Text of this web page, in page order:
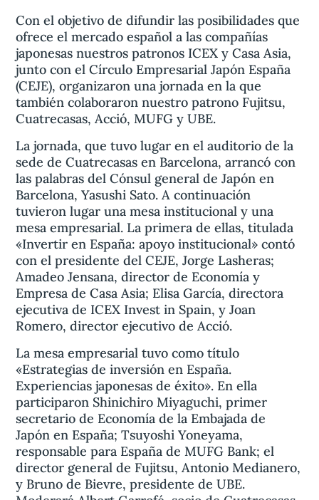
Con el objetivo de difundir las posibilidades que
ofrece el mercado español a las compañías
japonesas nuestros patronos ICEX y Casa Asia,
junto con el Círculo Empresarial Japón España
(CEJE), organizaron una jornada en la que
también colaboraron nuestro patrono Fujitsu,
Cuatrecasas, Acció, MUFG y UBE.
La jornada, que tuvo lugar en el auditorio de la
sede de Cuatrecasas en Barcelona, arrancó con
las palabras del Cónsul general de Japón en
Barcelona, Yasushi Sato. A continuación
tuvieron lugar una mesa institucional y una
mesa empresarial. La primera de ellas, titulada
«Invertir en España: apoyo institucional» contó
con el presidente del CEJE, Jorge Lasheras;
Amadeo Jensana, director de Economía y
Empresa de Casa Asia; Elisa García, directora
ejecutiva de ICEX Invest in Spain, y Joan
Romero, director ejecutivo de Acció.
La mesa empresarial tuvo como título
«Estrategias de inversión en España.
Experiencias japonesas de éxito». En ella
participaron Shinichiro Miyaguchi, primer
secretario de Economía de la Embajada de
Japón en España; Tsuyoshi Yoneyama,
responsable para España de MUFG Bank; el
director general de Fujitsu, Antonio Medianero,
y Bruno de Bievre, presidente de UBE.